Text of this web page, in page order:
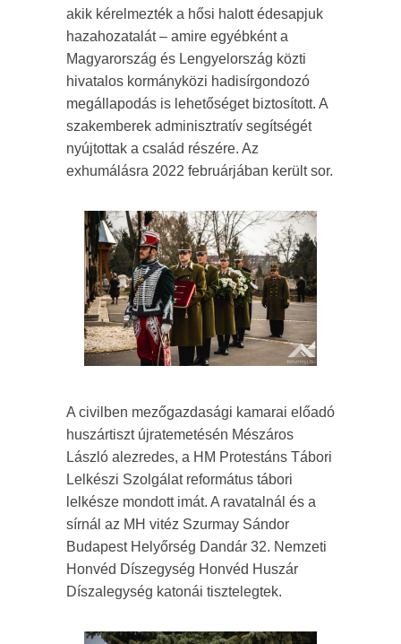
akik kérelmezték a hősi halott édesapjuk
hazahozatalát – amire egyébként a
Magyarország és Lengyelország közti
hivatalos kormányközi hadisírgondozó
megállapodás is lehetőséget biztosított. A
szakemberek adminisztratív segítségét
nyújtottak a család részére. Az
exhumálásra 2022 februárjában került sor.
A civilben mezőgazdasági kamarai előadó
huszártiszt újratemetésén Mészáros
László alezredes, a HM Protestáns Tábori
Lelkészi Szolgálat református tábori
lelkésze mondott imát. A ravatalnál és a
sírnál az MH vitéz Szurmay Sándor
Budapest Helyőrség Dandár 32. Nemzeti
Honvéd Díszegység Honvéd Huszár
Díszalegység katonái tisztelegtek.